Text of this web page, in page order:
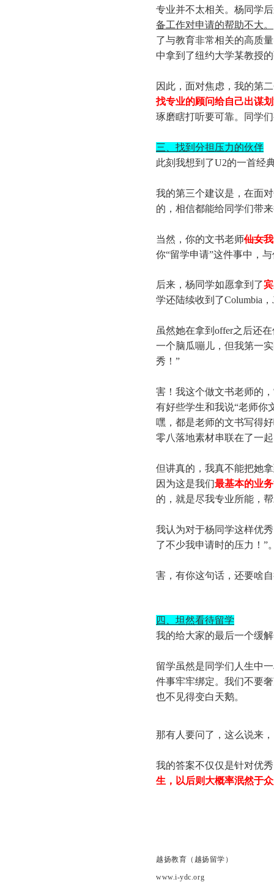
专业并不太相关。杨同学
备工作对申请的帮助不大。
了与教育非常相关的高质
中拿到了纽约大学某教授
因此，面对焦虑，我的第
找专业的顾问给自己出谋
琢磨瞎打听要可靠。同学
三、找到分担压力的伙伴
此刻我想到了U2的一首经典
我的第三个建议是，在面
的，相信都能给同学们带
当然，你的文书老师仙女
你“留学申请”这件事中，
后来，杨同学如愿拿到了
学还陆续收到了Columbia
虽然她在拿到offer之后还
一个脑瓜嘣儿，但我第一
秀！”
害！我这个做文书老师的
有好些学生和我说“老师你
嘿，都是老师的文书写得
零八落地素材串联在了一
但讲真的，我真不能把她
因为这是我们最基本的业
的，就是尽我专业所能，
我认为对于杨同学这样优
了不少我申请时的压力！”
害，有你这句话，还要啥
四、坦然看待留学
我的给大家的最后一个缓
留学虽然是同学们人生中
件事牢牢绑定。我们不要
也不见得变白天鹅。
那有人要问了，这么说来
我的答案不仅仅是针对优
生，以后则大概率泯然于
越扬教育（越扬留学）
www.i-ydc.org